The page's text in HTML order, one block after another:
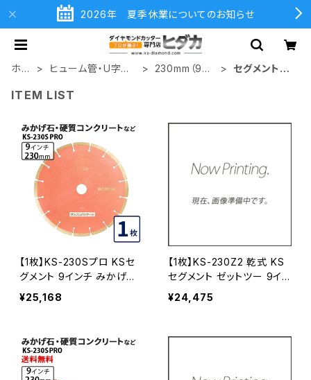
2026年 夏季休業についてのお知らせ
ホー
ヒューム管・U字溝
230mm（9イ
セグメントタ
ITEM LIST
【1枚】KS-230Sプロ KSセ
グメント 9インチ みかげ石・
硬質コンクリートなどの切
断 ダイヤモンドカッター ダ
o) KS-230SPRO
¥25,168
【1枚】KS-230Z2 乾式 KS
セグメント ゼットツー 9イン
チ 230mm コンクリート・ブ
ロックなどの切断 ダイヤモ
¥24,475